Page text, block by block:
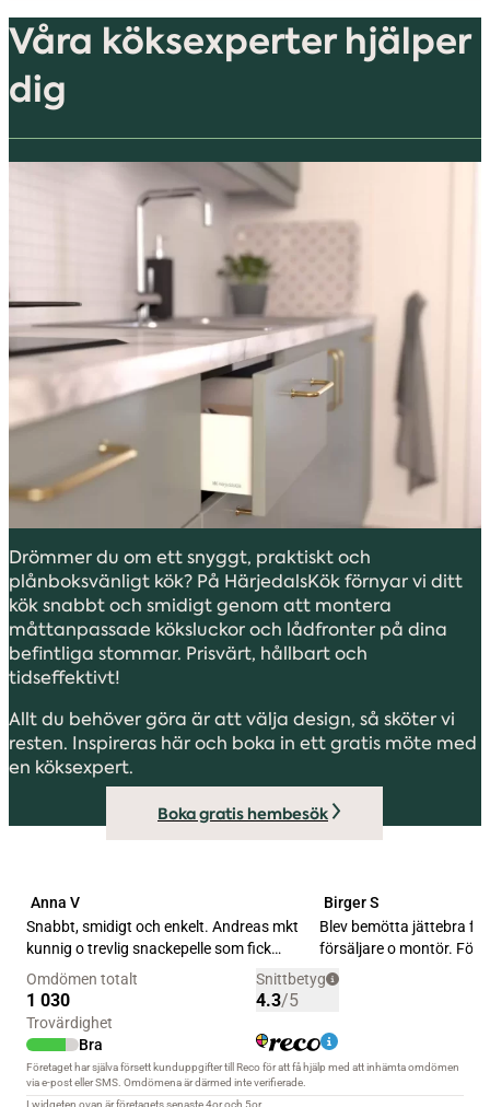
Våra köksexperter hjälper
dig
Drömmer du om ett snyggt, praktiskt och
plånboksvänligt kök? På HärjedalsKök förnyar vi ditt
kök snabbt och smidigt genom att montera
måttanpassade köksluckor och lådfronter på dina
befintliga stommar. Prisvärt, hållbart och
tidseffektivt!
Allt du behöver göra är att välja design, så sköter vi
resten. Inspireras här och boka in ett gratis möte med
en köksexpert.
Boka gratis hembesök